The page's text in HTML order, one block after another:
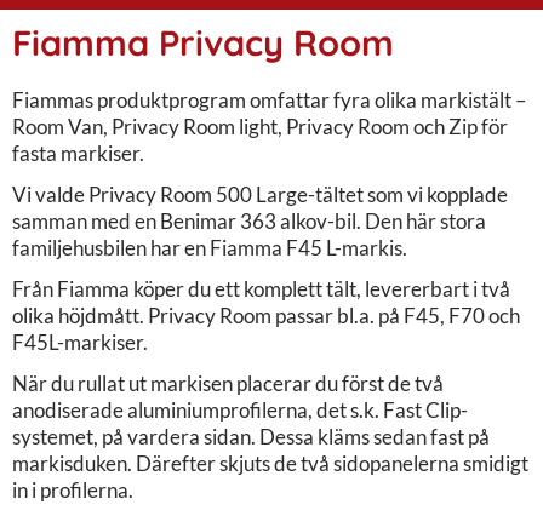
Fiamma Privacy Room
Fiammas produktprogram omfattar fyra olika markistält –
Room Van, Privacy Room light, Privacy Room och Zip för
fasta markiser.
Vi valde Privacy Room 500 Large-tältet som vi kopplade
samman med en Benimar 363 alkov-bil. Den här stora
familjehusbilen har en Fiamma F45 L-markis.
Från Fiamma köper du ett komplett tält, levererbart i två
olika höjdmått. Privacy Room passar bl.a. på F45, F70 och
F45L-markiser.
När du rullat ut markisen placerar du först de två
anodiserade aluminiumprofilerna, det s.k. Fast Clip-
systemet, på vardera sidan. Dessa kläms sedan fast på
markisduken. Därefter skjuts de två sidopanelerna smidigt
in i profilerna.